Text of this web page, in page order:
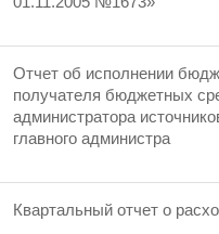
Отчет об исполнении
получателя бюджетных
администратора
главного администра
Квартальный отчет о